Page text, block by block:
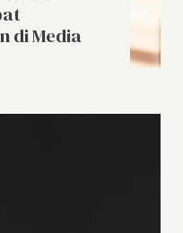
di Media